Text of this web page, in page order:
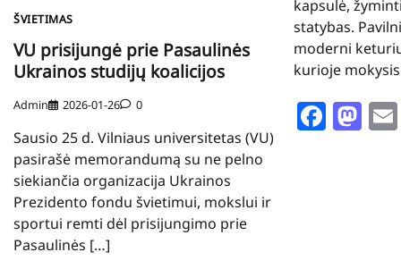
ŠVIETIMAS
VU prisijungė prie Pasaulinės
Ukrainos studijų koalicijos
Admin 2026-01-26 0
Sausio 25 d. Vilniaus universitetas (VU)
pasirašė memorandumą su ne pelno
siekiančia organizacija Ukrainos
Prezidento fondu švietimui, mokslui ir
sportui remti dėl prisijungimo prie
Pasaulinės […]
kapsulė,
statybas.
moderni
kurioje